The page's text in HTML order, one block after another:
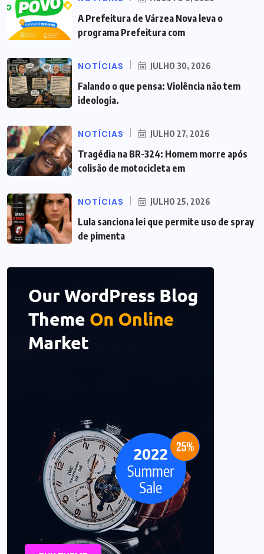
A Prefeitura de Várzea Nova leva o
programa Prefeitura com
NOTÍCIAS JULHO 30, 2026
Falando o que pensa: Violência não tem
ideologia.
NOTÍCIAS JULHO 27, 2026
Tragédia na BR-324: Homem morre após
colisão de motocicleta em
NOTÍCIAS JULHO 25, 2026
Lula sanciona lei que permite uso de spray
de pimenta